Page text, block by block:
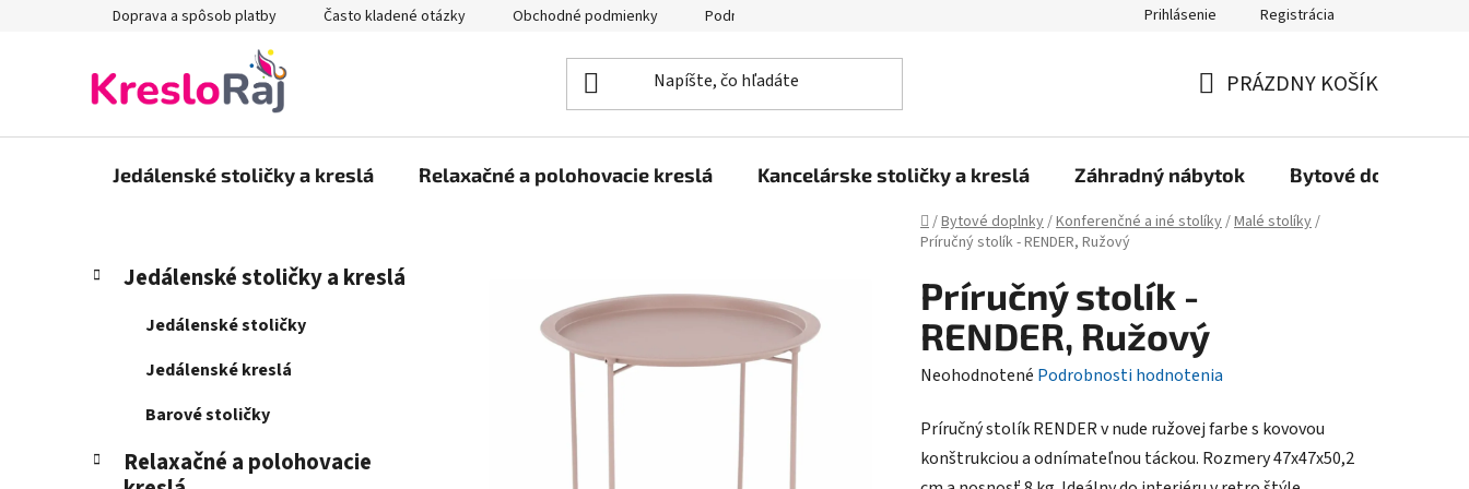
Doprava a spôsob platby Často kladené otázky Obchodné podmienky Podmienky ochrany osobných údajov Reklamačný poriadok, Záručné podmienky Reklamačný formulár
Prihlásenie Registrácia
KOŠÍK
PRÁZDNY KOŠÍK
Jedálenské stoličky a kreslá Relaxačné a polohovacie kreslá Kancelárske stoličky a kreslá Záhradný nábytok Bytové doplnky
Domov
/Bytové doplnky/Konferenčné a iné stolíky/Malé stolíky/
Príručný stolík - RENDER, Ružový
B
n
Preskočiť
kategórie
K
a
e
Jedálenské stoličky a kreslá
Jedálenské stoličky
Jedálenské kreslá
Barové stoličky
Relaxačné a polohovacie
Príručný stolík -
RENDER, Ružový
Priemerné
produktu
je
Neohodnotené Podrobnosti hodnotenia
Príručný stolík RENDER v nude ružovej farbe s kovovou
konštrukciou a odnímateľnou táckou. Rozmery 47x47x50,2